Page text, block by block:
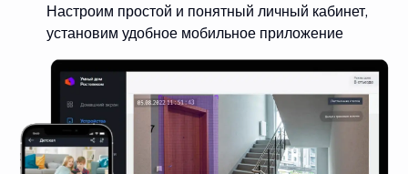
Настроим простой и понятный личный кабинет,
установим удобное мобильное приложение